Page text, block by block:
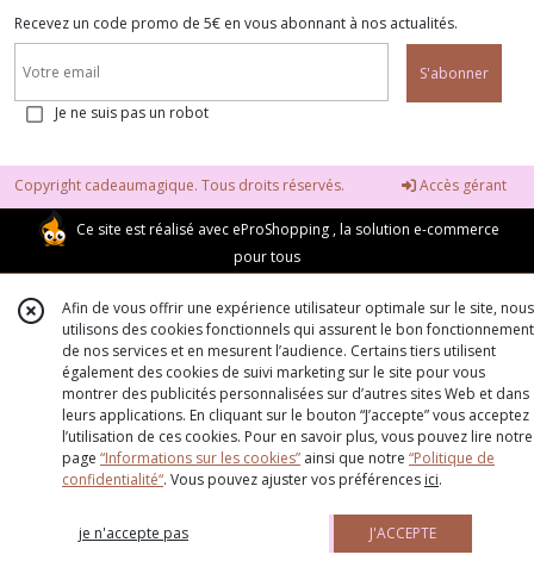
Recevez un code promo de 5€ en vous abonnant à nos actualités.
S'abonner
Je ne suis pas un robot
Copyright cadeaumagique. Tous droits réservés. Accès gérant
Ce site est réalisé avec eProShopping , la solution e-commerce
pour tous
Afin de vous offrir une expérience utilisateur optimale sur le site, nous
utilisons des cookies fonctionnels qui assurent le bon fonctionnement
de nos services et en mesurent l’audience. Certains tiers utilisent
également des cookies de suivi marketing sur le site pour vous
montrer des publicités personnalisées sur d’autres sites Web et dans
leurs applications. En cliquant sur le bouton “J’accepte” vous acceptez
l’utilisation de ces cookies. Pour en savoir plus, vous pouvez lire notre
page “Informations sur les cookies” ainsi que notre “Politique de
confidentialité“. Vous pouvez ajuster vos préférences ici.
je n'accepte pas J'ACCEPTE